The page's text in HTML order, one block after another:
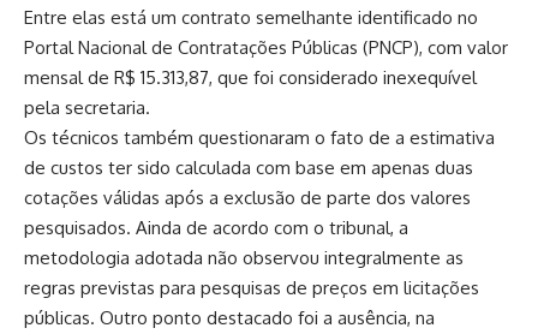
Entre elas está um contrato semelhante identificado no
Portal Nacional de Contratações Públicas (PNCP), com valor
mensal de R$ 15.313,87, que foi considerado inexequível
pela secretaria.
Os técnicos também questionaram o fato de a estimativa
de custos ter sido calculada com base em apenas duas
cotações válidas após a exclusão de parte dos valores
pesquisados. Ainda de acordo com o tribunal, a
metodologia adotada não observou integralmente as
regras previstas para pesquisas de preços em licitações
públicas. Outro ponto destacado foi a ausência, na